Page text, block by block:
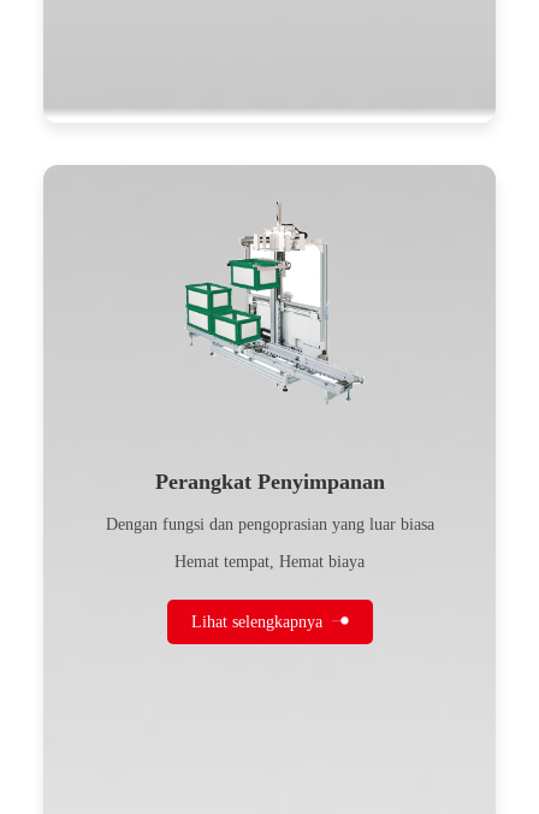
Perangkat Penyimpanan
Dengan fungsi dan pengoprasian yang luar biasa
Hemat tempat, Hemat biaya
Lihat selengkapnya